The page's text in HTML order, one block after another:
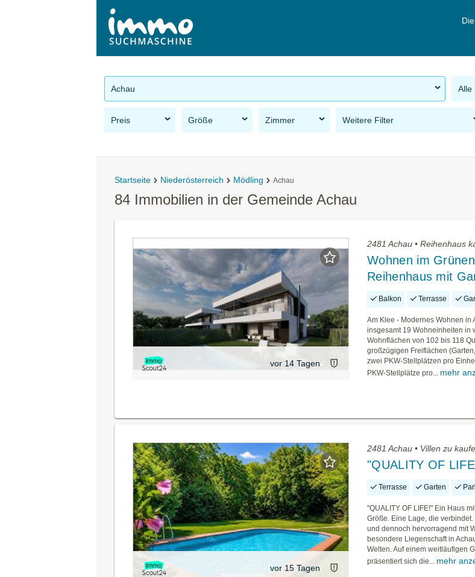
Achau Alle
Preis Größe Zimmer Weitere Filter
Startseite Niederösterreich Mödling Achau
84 Immobilien in der Gemeinde Achau
vor 14 Tagen
2481 Achau • Reihenhaus
Wohnen im
Reihenhaus mit
Balkon Terrasse
Am Klee - Modernes Wohnen in
insgesamt 19 Wohneinheiten in
Wohnflächen von 102 bis 118
großzügigen Freiflächen
zwei PKW-Stellplätzen pro
PKW-Stellplätze pro... mehr
vor 15 Tagen
2481 Achau • Villen zu
"QUALITY OF
Terrasse Garten
"QUALITY OF LIFE!" Ein Haus
Größe. Eine Lage, die
und dennoch hervorragend mit
besondere Liegenschaft in
Welten. Auf einem weitläufigen
präsentiert sich die... mehr